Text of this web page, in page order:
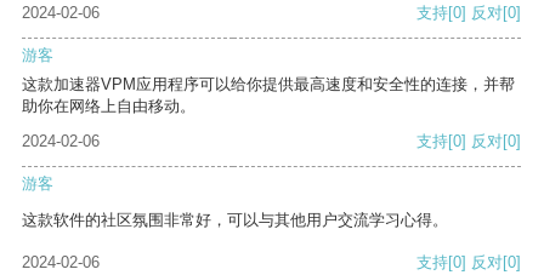
2024-02-06
支持[0] 反对[0]
游客
这款加速器VPM应用程序可以给你提供最高速度和安全性的连接，并帮
助你在网络上自由移动。
2024-02-06
支持[0] 反对[0]
游客
这款软件的社区氛围非常好，可以与其他用户交流学习心得。
2024-02-06 支持[0] 反对[0]